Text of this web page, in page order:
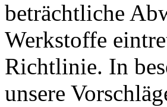
beträchtliche
Werkstoffe
Richtlinie. In
unsere